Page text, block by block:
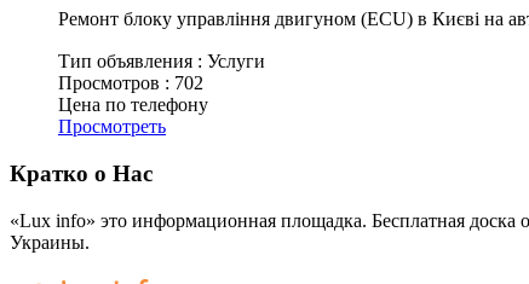
Ремонт блоку управління двигуном (ECU) в Києві на
Тип объявления : Услуги
Просмотров : 702
Цена по телефону
Просмотреть
Кратко о Нас
«Lux info» это информационная площадка. Бесплатная доска
Украины.